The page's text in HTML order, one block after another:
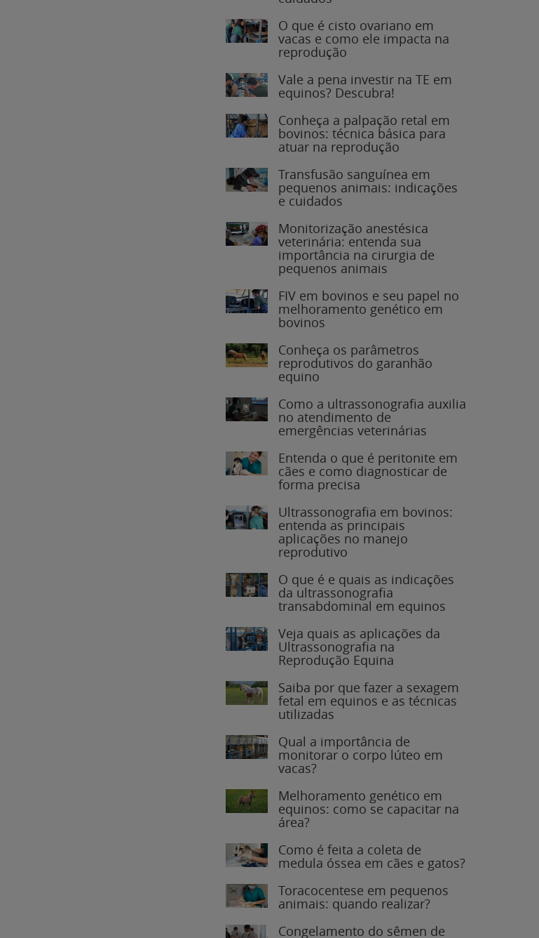
O que é cisto ovariano em
vacas e como ele impacta na
reprodução
Vale a pena investir na TE em
equinos? Descubra!
Conheça a palpação retal em
bovinos: técnica básica para
atuar na reprodução
Transfusão sanguínea em
pequenos animais: indicações
e cuidados
Monitorização anestésica
veterinária: entenda sua
importância na cirurgia de
pequenos animais
FIV em bovinos e seu papel no
melhoramento genético em
bovinos
Conheça os parâmetros
reprodutivos do garanhão
equino
Como a ultrassonografia auxilia
no atendimento de
emergências veterinárias
Entenda o que é peritonite em
cães e como diagnosticar de
forma precisa
Ultrassonografia em bovinos:
entenda as principais
aplicações no manejo
reprodutivo
O que é e quais as indicações
da ultrassonografia
transabdominal em equinos
Veja quais as aplicações da
Ultrassonografia na
Reprodução Equina
Saiba por que fazer a sexagem
fetal em equinos e as técnicas
utilizadas
Qual a importância de
monitorar o corpo lúteo em
vacas?
Melhoramento genético em
equinos: como se capacitar na
área?
Como é feita a coleta de
medula óssea em cães e gatos?
Toracocentese em pequenos
animais: quando realizar?
Congelamento do sêmen de